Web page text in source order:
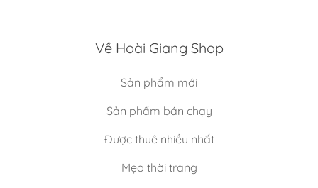
Về Hoài Giang Shop
Sản phẩm mới
Sản phẩm bán chạy
Được thuê nhiều nhất
Mẹo thời trang